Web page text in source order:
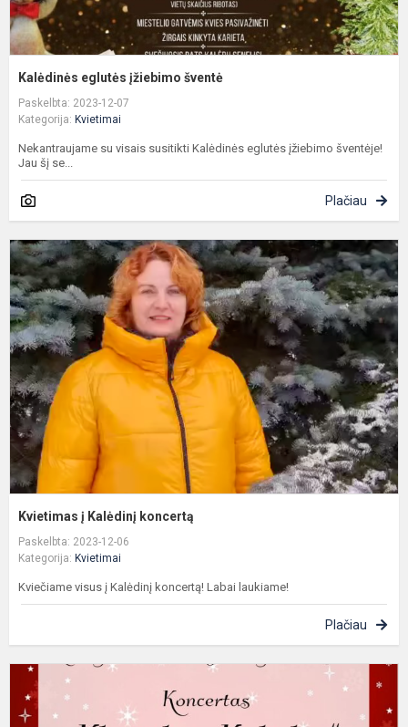
Kalėdinės eglutės įžiebimo šventė
Paskelbta: 2023-12-07
Kategorija: Kvietimai
Nekantraujame su visais susitikti Kalėdinės eglutės įžiebimo šventėje!
Jau šį se...
Plačiau
Kvietimas į Kalėdinį koncertą
Paskelbta: 2023-12-06
Kategorija: Kvietimai
Kviečiame visus į Kalėdinį koncertą! Labai laukiame!
Plačiau